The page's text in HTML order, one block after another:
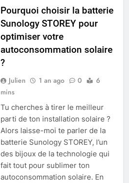
Pourquoi choisir la batterie
Sunology STOREY pour
optimiser votre
autoconsommation solaire
?
Julien 1 an ago 0
6
mins
Tu cherches à tirer le meilleur
parti de ton installation solaire ?
Alors laisse-moi te parler de la
batterie Sunology STOREY, l’un
des bijoux de la technologie qui
fait tout pour sublimer ton
autoconsommation solaire. En